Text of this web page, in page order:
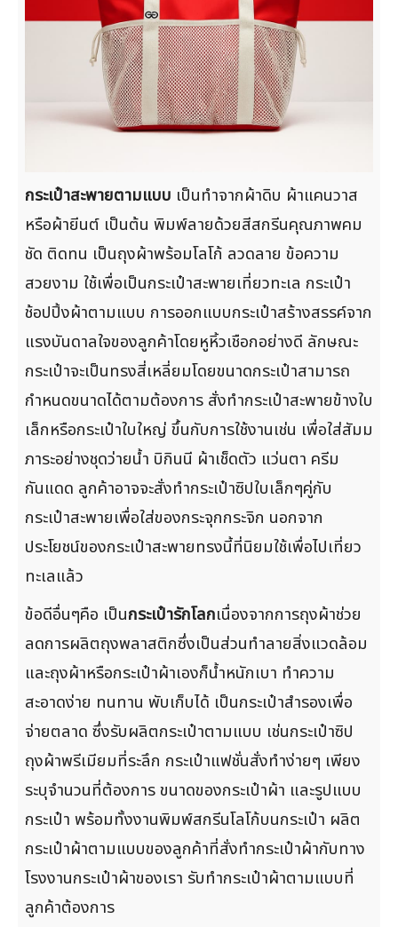
กระเป๋าสะพายตามแบบ เป็นทำจากผ้าดิบ ผ้าแคนวาส
หรือผ้ายีนต์ เป็นต้น พิมพ์ลายด้วยสีสกรีนคุณภาพคม
ชัด ติดทน เป็นถุงผ้าพร้อมโลโก้ ลวดลาย ข้อความ
สวยงาม ใช้เพื่อเป็นกระเป๋าสะพายเที่ยวทะเล กระเป๋า
ช้อปปิ้งผ้าตามแบบ การออกแบบกระเป๋าสร้างสรรค์จาก
แรงบันดาลใจของลูกค้าโดยหูหิ้วเชือกอย่างดี ลักษณะ
กระเป๋าจะเป็นทรงสี่เหลี่ยมโดยขนาดกระเป๋าสามารถ
กำหนดขนาดได้ตามต้องการ สั่งทำกระเป๋าสะพายข้างใบ
เล็กหรือกระเป๋าใบใหญ่ ขึ้นกับการใช้งานเช่น เพื่อใส่สัมม
ภาระอย่างชุดว่ายน้ำ บิกินนี ผ้าเช็ดตัว แว่นตา ครีม
กันแดด ลูกค้าอาจจะสั่งทำกระเป๋าซิปใบเล็กๆคู่กับ
กระเป๋าสะพายเพื่อใส่ของกระจุกกระจิก นอกจาก
ประโยชน์ของกระเป๋าสะพายทรงนี้ที่นิยมใช้เพื่อไปเที่ยว
ทะเลแล้ว
ข้อดีอื่นๆคือ เป็นกระเป๋ารักโลกเนื่องจากการถุงผ้าช่วย
ลดการผลิตถุงพลาสติกซึ่งเป็นส่วนทำลายสิ่งแวดล้อม
และถุงผ้าหรือกระเป๋าผ้าเองก็น้ำหนักเบา ทำความ
สะอาดง่าย ทนทาน พับเก็บได้ เป็นกระเป๋าสำรองเพื่อ
จ่ายตลาด ซึ่งรับผลิตกระเป๋าตามแบบ เช่นกระเป๋าซิป
ถุงผ้าพรีเมียมที่ระลึก กระเป๋าแฟชั่นสั่งทำง่ายๆ เพียง
ระบุจำนวนที่ต้องการ ขนาดของกระเป๋าผ้า และรูปแบบ
กระเป๋า พร้อมทั้งงานพิมพ์สกรีนโลโก้บนกระเป๋า ผลิต
กระเป๋าผ้าตามแบบของลูกค้าที่สั่งทำกระเป๋าผ้ากับทาง
โรงงานกระเป๋าผ้าของเรา รับทำกระเป๋าผ้าตามแบบที่
ลูกค้าต้องการ